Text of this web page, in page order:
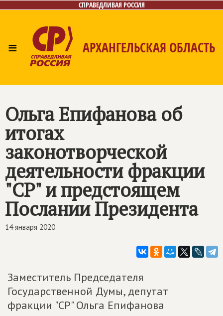
СПРАВЕДЛИВАЯ РОССИЯ
≡ АРХАНГЕЛЬСКАЯ ОБЛАСТЬ
Контакты
Ольга Епифанова об
итогах
законотворческой
деятельности фракции
"СР" и предстоящем
Послании Президента
14 января 2020
Заместитель Председателя
Государственной Думы, депутат
фракции "СР" Ольга Епифанова